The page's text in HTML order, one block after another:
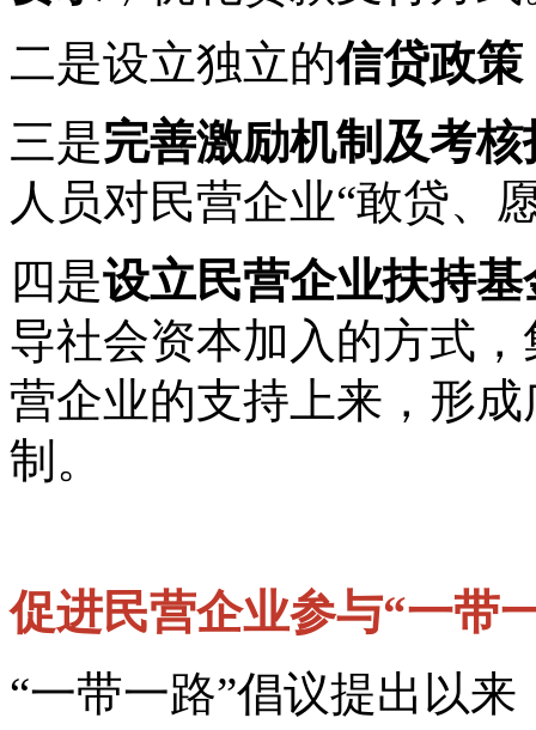
二是设立独立的信贷政策
三是完善激励机制及考
人员对民营企业“敢贷、
四是设立民营企业扶持基
导社会资本加入的方式
营企业的支持上来，形
制。
促进民营企业参与“一带
“一带一路”倡议提出以来